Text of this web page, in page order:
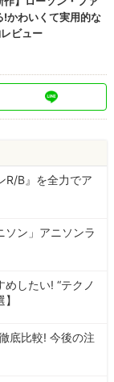
R/B』を全力でア
ン」アニソンラ
めしたい! “テクノ
底比較! 今後の注